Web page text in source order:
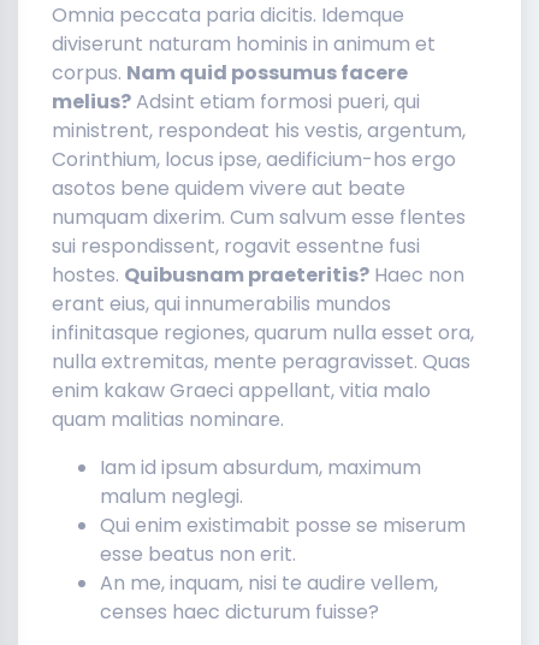
Omnia peccata paria dicitis. Idemque
diviserunt naturam hominis in animum et
corpus. Nam quid possumus facere
melius?Adsint etiam formosi pueri, qui
ministrent, respondeat his vestis, argentum,
Corinthium, locus ipse, aedificium-hos ergo
asotos bene quidem vivere aut beate
numquam dixerim. Cum salvum esse flentes
sui respondissent, rogavit essentne fusi
hostes. Quibusnam praeteritis? Haec non
erant eius, qui innumerabilis mundos
infinitasque regiones, quarum nulla esset ora,
nulla extremitas, mente peragravisset. Quas
enim kakaw Graeci appellant, vitia malo
quam malitias nominare.
Iam id ipsum absurdum, maximum
malum neglegi.
Qui enim existimabit posse se miserum
esse beatus non erit.
An me, inquam, nisi te audire vellem,
censes haec dicturum fuisse?